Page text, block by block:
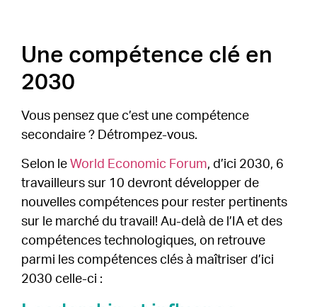
Une compétence clé en
2030
Vous pensez que c’est une compétence
secondaire ? Détrompez-vous.
Selon le World Economic Forum, d’ici 2030, 6
travailleurs sur 10 devront développer de
nouvelles compétences pour rester pertinents
sur le marché du travail! Au-delà de l’IA et des
compétences technologiques, on retrouve
parmi les compétences clés à maîtriser d’ici
2030 celle-ci :